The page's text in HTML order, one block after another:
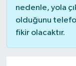
nedenle, yola
olduğunu
fikir olacaktır.